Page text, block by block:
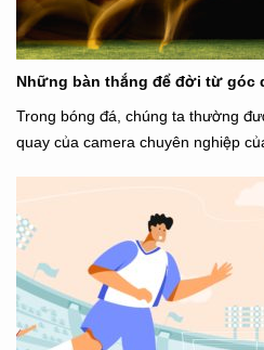
Những bàn thắng để đời từ góc
Trong bóng đá, chúng ta thường
quay của camera chuyên nghiệp